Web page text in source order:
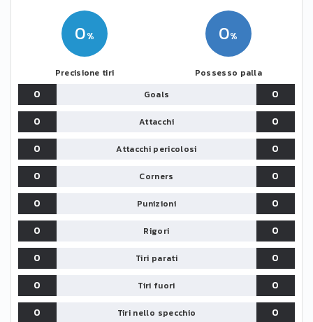
0
Precisione tiri
0
Possesso palla
0 Goals
0
0
Attacchi
0
0
Attacchi pericolosi
0
0
Corners
0
0
Punizioni
0
0
Rigori
0
0
Tiri parati
0
0
Tiri fuori
0
0
Tiri nello specchio 0